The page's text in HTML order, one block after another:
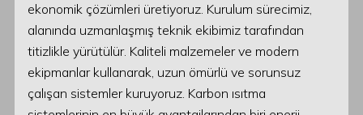
ekonomik çözümleri üretiyoruz. Kurulum sürecimiz,
alanında uzmanlaşmış teknik ekibimiz tarafından
titizlikle yürütülür. Kaliteli malzemeler ve modern
ekipmanlar kullanarak, uzun ömürlü ve sorunsuz
çalışan sistemler kuruyoruz. Karbon ısıtma